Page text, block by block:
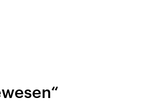
Nahostkonflikt